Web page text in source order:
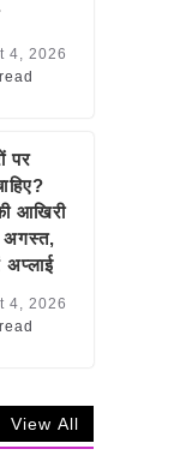
4, 2026
पर
आखिरी
अगस्त,
4, 2026
View All